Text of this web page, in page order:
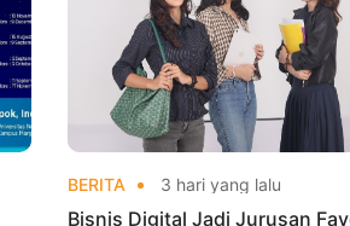
BERITA 3 hari yang lalu
Bisnis Digital Jadi Jurusan